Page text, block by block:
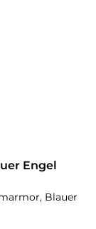
Engel
Blauer